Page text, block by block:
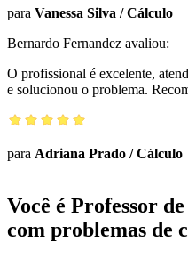
para Vanessa Silva /Cálculo
Bernardo Fernandez avaliou:
O profissional é excelente,
e solucionou o problema.
para Adriana Prado /Cálculo
Você é Professor
com problemas de